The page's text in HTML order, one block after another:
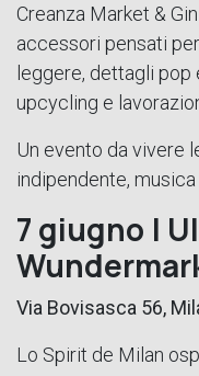
Creanza Market &
accessori pensati
leggere, dettagli
upcycling e
Un evento da vivere
indipendente,
7 giugno |
Via Bovisasca 56,
Lo Spirit de Milan